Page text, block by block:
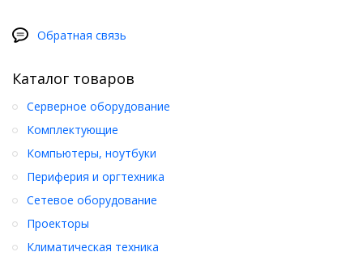
Обратная связь
Каталог товаров
Серверное оборудование
Комплектующие
Компьютеры, ноутбуки
Периферия и оргтехника
Сетевое оборудование
Проекторы
Климатическая техника